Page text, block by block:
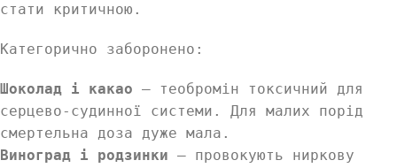
стати критичною.
Категорично заборонено:
Шоколад і какао — теобромін токсичний для
серцево-судинної системи. Для малих порід
смертельна доза дуже мала.
Виноград і родзинки — провокують ниркову